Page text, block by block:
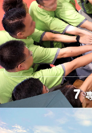
嚴格的教育訓練
訓練門市實地操
營的精髓。
7
輔導人員臨店指
專人專區門市輔